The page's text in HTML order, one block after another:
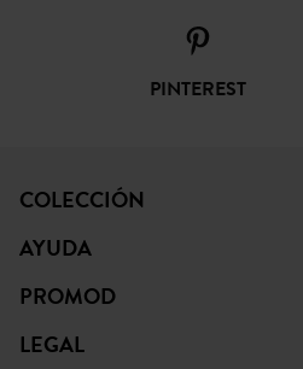
PINTEREST
COLECCIÓN
AYUDA
PROMOD
LEGAL